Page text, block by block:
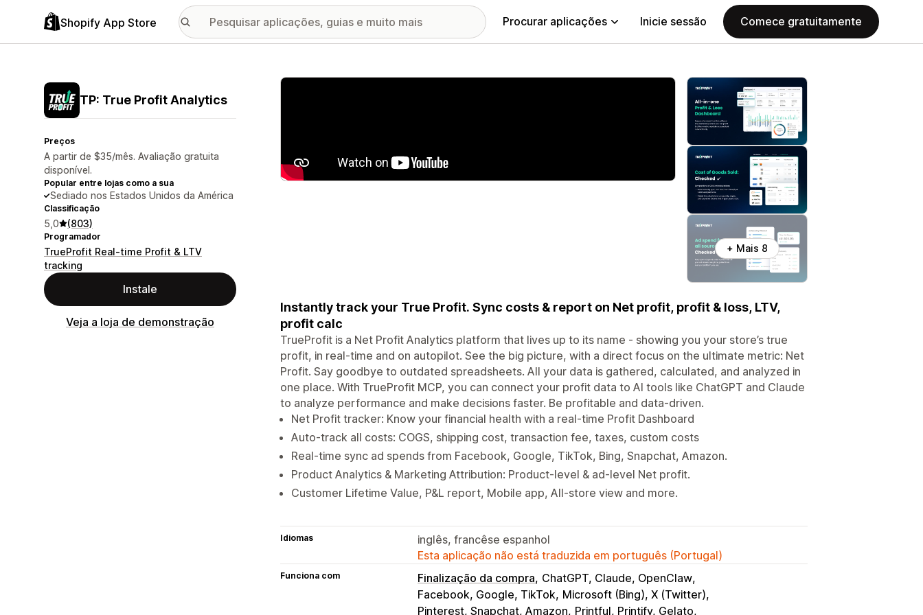
Shopify App Store Procurar aplicações Inicie sessão Comece gratuitamente
TP: True Profit Analytics
Preços
A partir de $35/mês. Avaliação gratuita
disponível.
Popular entre lojas como a sua
Sediado nos Estados Unidos da América
Classificação
5,0 (803)
Programador
TrueProfit Real-time Profit & LTV
tracking
Instale
Veja a loja de demonstração
Galeria de imagens em destaque
+ Mais 8
Instantly track your True Profit. Sync costs & report on Net profit, profit & loss, LTV,
profit calc
TrueProfit is a Net Profit Analytics platform that lives up to its name - showing you your store’s true
profit, in real-time and on autopilot. See the big picture, with a direct focus on the ultimate metric: Net
Profit. Say goodbye to outdated spreadsheets. All your data is gathered, calculated, and analyzed in
one place. With TrueProfit MCP, you can connect your profit data to AI tools like ChatGPT and Claude
to analyze performance and make decisions faster. Be profitable and data-driven.
Net Profit tracker: Know your financial health with a real-time Profit Dashboard
Auto-track all costs: COGS, shipping cost, transaction fee, taxes, custom costs
Real-time sync ad spends from Facebook, Google, TikTok, Bing, Snapchat, Amazon.
Product Analytics & Marketing Attribution: Product-level & ad-level Net profit.
Customer Lifetime Value, P&L report, Mobile app, All-store view and more.
Idiomas
inglês, francêse espanhol
Esta aplicação não está traduzida em português (Portugal)
Funciona com Finalização da compra ChatGPT, Claude, OpenClaw
Facebook, Google, TikTok Microsoft (Bing), X (Twitter)
Pinterest, Snapchat, Amazon Printful, Printify, Gelato